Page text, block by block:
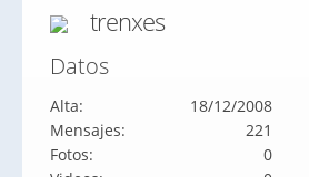
trenxes
Datos
Alta:
18/12/2008
Mensajes:
221
Fotos:
0